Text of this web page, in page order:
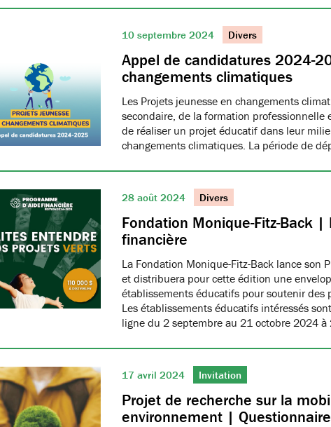
10 septembre 2024 Divers
Appel de candidatures 2024-
changements climatiques
Les Projets jeunesse en changements
secondaire, de la formation
de réaliser un projet éducatif dans leur
changements climatiques. La période de
28 août 2024 Divers
Fondation Monique-Fitz-Back |
financière
La Fondation Monique-Fitz-Back lance son
et distribuera pour cette édition une
établissements éducatifs pour soutenir des
Les établissements éducatifs intéressés
ligne du 2 septembre au 21 octobre 2024
17 avril 2024 Invitation
Projet de recherche sur la
environnement |